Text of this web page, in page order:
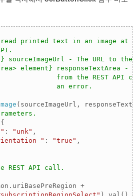
read printed text in an image at
sourceImageUrl - The URL to
element} responseTextArea
from the REST API call,
an error.
( sourceImageUrl,
: "unk" ,
" : "true" ,
REST API call.
+